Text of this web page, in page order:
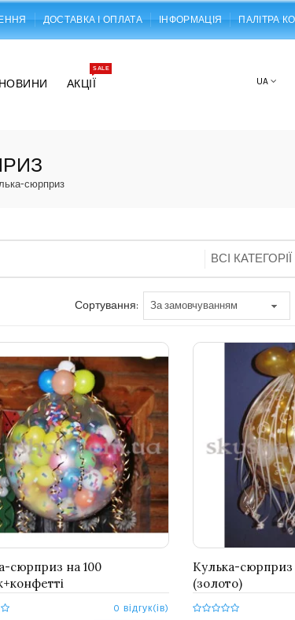
ДОСТАВКА І ОПЛАТА ІНФОРМАЦІЯ ПАЛІТРА
НОВИНИ АКЦІЇ
SALE
UA
сюрприз
Сортування:
сюрприз на 100
0 відгук(ів)
Кулька-сюрприз
(золото)